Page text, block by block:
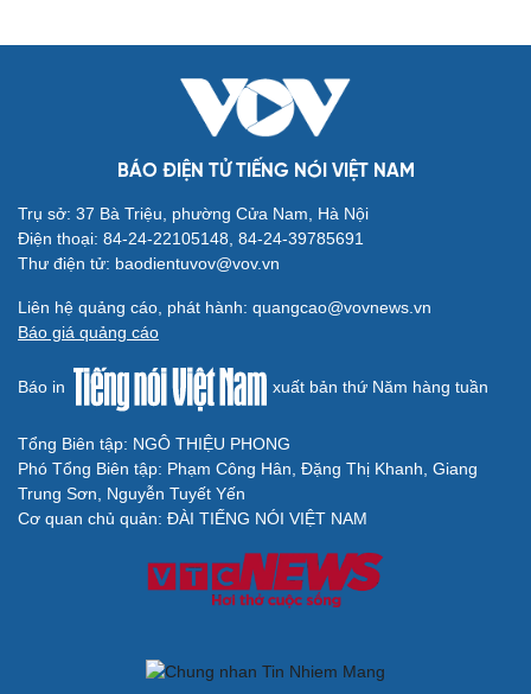
Cải chính
BÁO ĐIỆN TỬ TIẾNG NÓI VIỆT NAM
Trụ sở: 37 Bà Triệu, phường Cửa Nam, Hà Nội
Điện thoại: 84-24-22105148, 84-24-39785691
Thư điện tử: baodientuvov@vov.vn
Liên hệ quảng cáo, phát hành: quangcao@vovnews.vn
Báo giá quảng cáo
Báo in xuất bản thứ Năm hàng tuần
Tổng Biên tập: NGÔ THIỆU PHONG
Phó Tổng Biên tập: Phạm Công Hân, Đặng Thị Khanh, Giang
Trung Sơn, Nguyễn Tuyết Yến
Cơ quan chủ quản: ĐÀI TIẾNG NÓI VIỆT NAM